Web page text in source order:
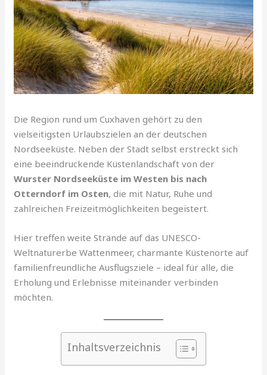
Die Region rund um Cuxhaven gehört zu den
vielseitigsten Urlaubszielen an der deutschen
Nordseeküste. Neben der Stadt selbst erstreckt sich
eine beeindruckende Küstenlandschaft von der
Wurster Nordseeküste im Westen bis nach
Otterndorf im Osten, die mit Natur, Ruhe und
zahlreichen Freizeitmöglichkeiten begeistert.
Hier treffen weite Strände auf das UNESCO-
Weltnaturerbe Wattenmeer, charmante Küstenorte auf
familienfreundliche Ausflugsziele – ideal für alle, die
Erholung und Erlebnisse miteinander verbinden
möchten.
Inhaltsverzeichnis